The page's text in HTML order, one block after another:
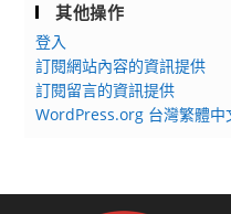
其他操作
登入
訂閱網站內容的資訊提供
訂閱留言的資訊提供
WordPress.org 台灣繁體中